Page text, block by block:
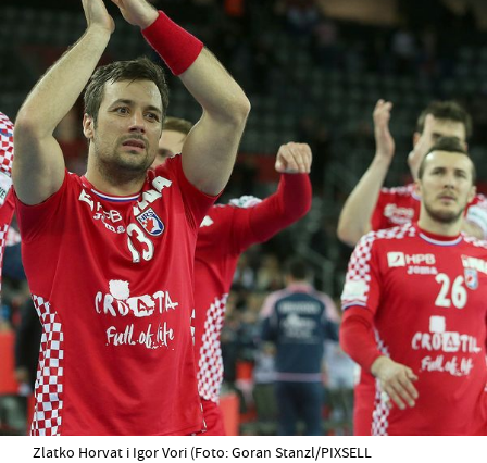
Zlatko Horvat i Igor Vori (Foto: Goran Stanzl/PIXSELL